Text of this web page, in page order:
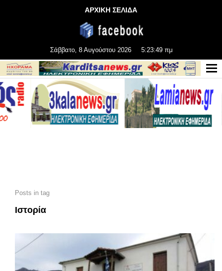
ΑΡΧΙΚΗ ΣΕΛΙΔΑ
Σάββατο, 8 Αυγούστου 2026 5:23:51 πμ
Posts in tag
Ιστορία